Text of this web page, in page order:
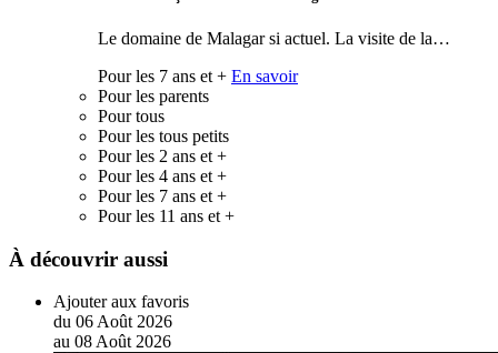
Le domaine de Malagar si actuel. La visite de la…
Pour les 7 ans et + En savoir
Pour les parents
Pour tous
Pour les tous petits
Pour les 2 ans et +
Pour les 4 ans et +
Pour les 7 ans et +
Pour les 11 ans et +
À découvrir aussi
Ajouter aux favoris
du 06 Août 2026
au 08 Août 2026